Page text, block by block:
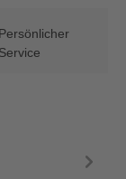
Persönlicher
Service